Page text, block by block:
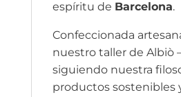
espíritu de Barcelona.
Confeccionada
nuestro taller de Albiò
siguiendo nuestra
productos sostenibles